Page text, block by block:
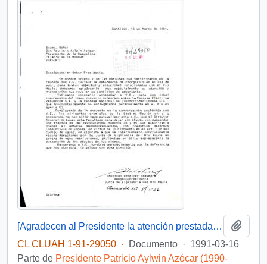
[Agradecen al Presidente la atención prestada a su caso]
CL CLUAH 1-91-29050 · Documento · 1991-03-16
Parte de Presidente Patricio Aylwin Azócar (1990-